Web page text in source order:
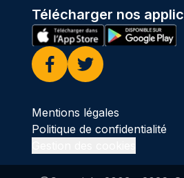
Télécharger nos
Facebook
Twitter
Mentions légales
Politique de confidentialité